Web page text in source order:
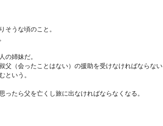
そうな頃のこと。
の姉妹だ。
父（会ったことはない）の援助を受けなければならな
という。
たら父を亡くし旅に出なければならなくなる。